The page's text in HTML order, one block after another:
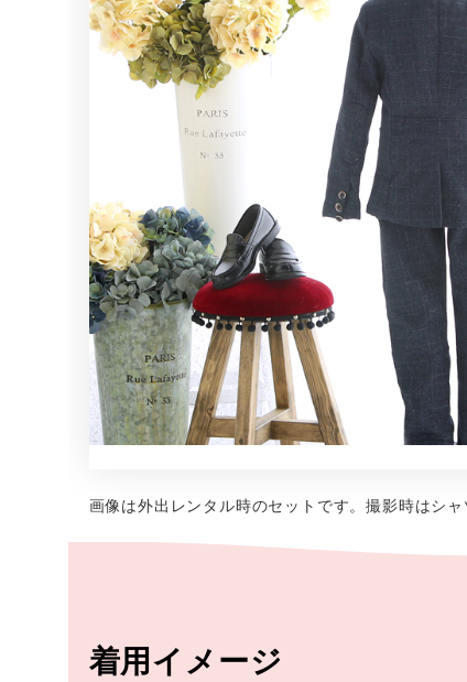
画像は外出レンタル時のセットです。撮影時はシ
着用イメージ